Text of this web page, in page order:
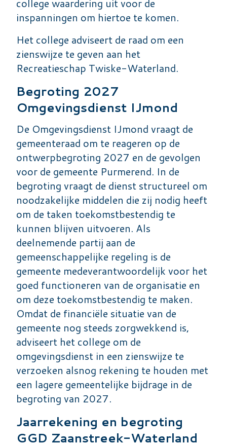
inspanningen om hiertoe te komen.
Het college adviseert de raad om een
zienswijze te geven aan het
Recreatieschap Twiske-Waterland.
Begroting 2027
Omgevingsdienst IJmond
De Omgevingsdienst IJmond vraagt de
gemeenteraad om te reageren op de
ontwerpbegroting 2027 en de gevolgen
voor de gemeente Purmerend. In de
begroting vraagt de dienst structureel om
noodzakelijke middelen die zij nodig heeft
om de taken toekomstbestendig te
kunnen blijven uitvoeren. Als
deelnemende partij aan de
gemeenschappelijke regeling is de
gemeente medeverantwoordelijk voor het
goed functioneren van de organisatie en
om deze toekomstbestendig te maken.
Omdat de financiële situatie van de
gemeente nog steeds zorgwekkend is,
adviseert het college om de
omgevingsdienst in een zienswijze te
verzoeken alsnog rekening te houden met
een lagere gemeentelijke bijdrage in de
begroting van 2027.
Jaarrekening en begroting
GGD Zaanstreek-Waterland